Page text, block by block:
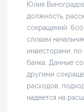
Юлия
должность,
сокращений.
словам
инвесторами,
банка. Данные
другими
расходов,
надеется на